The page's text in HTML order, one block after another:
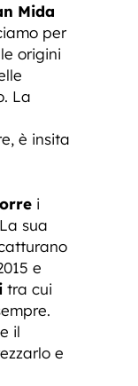
Mida
per
origini
La
è insita
i
sua
e
tra cui
il
e